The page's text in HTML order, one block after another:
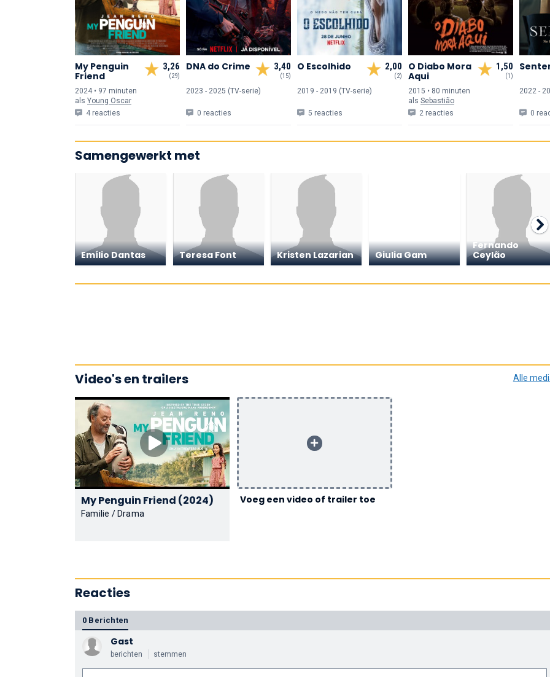
3,26
(29)
My Penguin
Friend
2024 • 97 minuten
als Young Oscar
4 reacties
3,40
(15)
DNA do Crime
2023 - 2025 (TV-serie)
0 reacties
2,00
(2)
O Escolhido
2019 - 2019 (TV-serie)
5 reacties
1,50
(1)
O Diabo Mora
Aqui
2015 • 80 minuten
als Sebastião
2 reacties
2022 -
0
Samengewerkt met
Emílio Dantas Teresa Font Kristen Lazarian Giulia Gam
Fernando
Ceylão
Video's en trailers Alle
My Penguin Friend (2024)
Familie / Drama
Voeg een video of trailer toe
Reacties
0 Berichten
Gast
berichten stemmen